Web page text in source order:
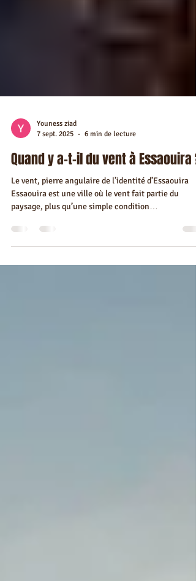
Youness ziad
7 sept. 2025
6 min de lecture
Quand y a-t-il du vent à Essaouira ?
Le vent, pierre angulaire de l’identité d’Essaouira
paysage, plus qu’une simple condition
météorologique.